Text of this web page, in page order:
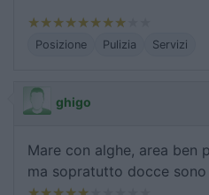
Posizione Pulizia Servizi
ghigo
Mare con alghe, area ben
ma sopratutto docce sono